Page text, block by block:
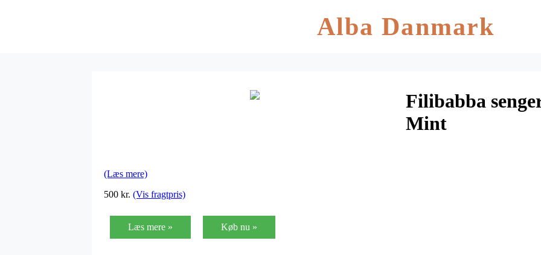
Alba Danmark
Filibabba
Mint
(Læs mere)
500 kr. (Vis fragtpris)
Læs mere » Køb nu »